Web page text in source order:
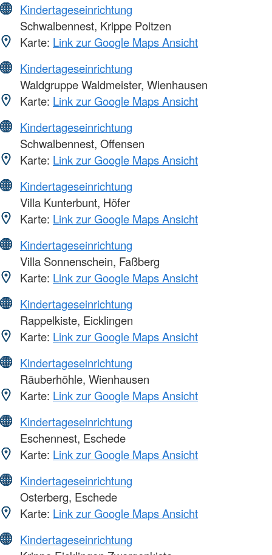
Kindertageseinrichtung
Schwalbennest, Krippe Poitzen
Karte: Link zur Google Maps Ansicht
Kindertageseinrichtung
Waldgruppe Waldmeister, Wienhausen
Karte: Link zur Google Maps Ansicht
Kindertageseinrichtung
Schwalbennest, Offensen
Karte: Link zur Google Maps Ansicht
Kindertageseinrichtung
Villa Kunterbunt, Höfer
Karte: Link zur Google Maps Ansicht
Kindertageseinrichtung
Villa Sonnenschein, Faßberg
Karte: Link zur Google Maps Ansicht
Kindertageseinrichtung
Rappelkiste, Eicklingen
Karte: Link zur Google Maps Ansicht
Kindertageseinrichtung
Räuberhöhle, Wienhausen
Karte: Link zur Google Maps Ansicht
Kindertageseinrichtung
Eschennest, Eschede
Karte: Link zur Google Maps Ansicht
Kindertageseinrichtung
Osterberg, Eschede
Karte: Link zur Google Maps Ansicht
Kindertageseinrichtung